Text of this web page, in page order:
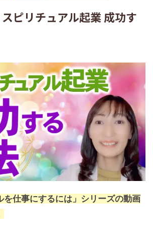
スピリチュアル起業 成功す
を仕事にするには」シリーズの動画